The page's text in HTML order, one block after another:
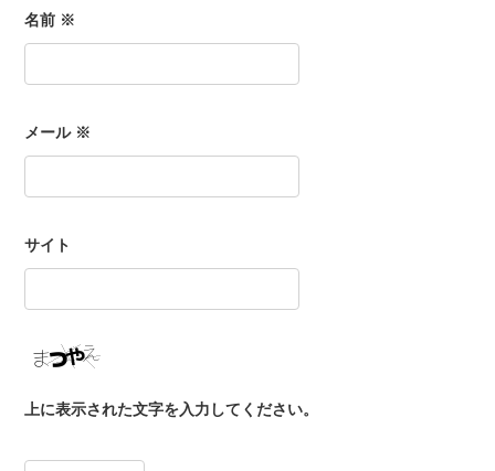
名前 ※
メール ※
サイト
上に表示された文字を入力してください。